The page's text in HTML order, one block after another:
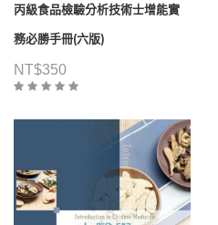
丙級食品檢驗分析技術士增能實
務必勝手冊(六版)
NT$350